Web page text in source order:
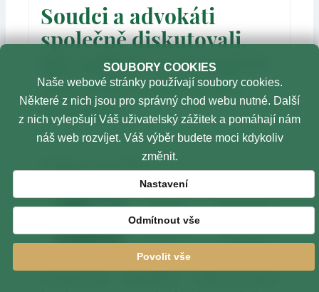
Soudci a advokáti
společně diskutovali,
jak nejlépe ve prospěch
dětí řešit rodičovské
konflikty
Vytvořeno: 2. listopad 2023
Praha, 1. 11. 2023
Justiční akademie a
Česká advokátní
komora včera v
Praze společně
uspořádaly
SOUBORY COOKIES
Naše webové stránky používají soubory cookies.
Některé z nich jsou pro správný chod webu nutné. Další
z nich vylepšují Váš uživatelský zážitek a pomáhají nám
náš web rozvíjet. Váš výběr budete moci kdykoliv
změnit.
Nastavení
Odmítnout vše
Povolit vše